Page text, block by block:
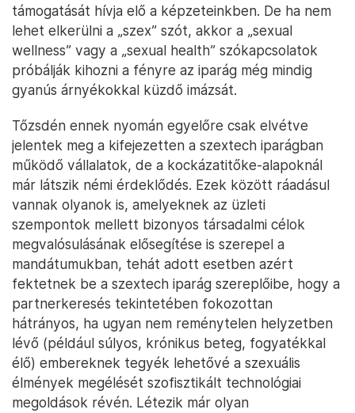
támogatását hívja elő a képzeteinkben. De ha nem
lehet elkerülni a „szex” szót, akkor a „sexual
wellness” vagy a „sexual health” szókapcsolatok
próbálják kihozni a fényre az iparág még mindig
gyanús árnyékokkal küzdő imázsát.
Tőzsdén ennek nyomán egyelőre csak elvétve
jelentek meg a kifejezetten a szextech iparágban
működő vállalatok, de a kockázatitőke-alapoknál
már látszik némi érdeklődés. Ezek között ráadásul
vannak olyanok is, amelyeknek az üzleti
szempontok mellett bizonyos társadalmi célok
megvalósulásának elősegítése is szerepel a
mandátumukban, tehát adott esetben azért
fektetnek be a szextech iparág szereplőibe, hogy a
partnerkeresés tekintetében fokozottan
hátrányos, ha ugyan nem reménytelen helyzetben
lévő (például súlyos, krónikus beteg, fogyatékkal
élő) embereknek tegyék lehetővé a szexuális
élmények megélését szofisztikált technológiai
megoldások révén. Létezik már olyan